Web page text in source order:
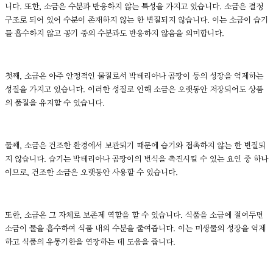
니다. 또한, 소금은 수분과 반응하지 않는 특성을 가지고 있습니다. 소금은 결정
구조로 되어 있어 수분이 존재하지 않는 한 변질되지 않습니다. 이는 소금이 습기
를 흡수하지 않고 공기 중의 수분과도 반응하지 않음을 의미합니다.
첫째, 소금은 아주 안정적인 물질로서 박테리아나 곰팡이 등의 성장을 억제하는
성질을 가지고 있습니다. 이러한 성질로 인해 소금은 오랫동안 저장되어도 상품
의 품질을 유지할 수 있습니다.
둘째, 소금은 건조한 환경에서 보관되기 때문에 습기와 접촉하지 않는 한 변질되
지 않습니다. 습기는 박테리아나 곰팡이의 번식을 촉진시킬 수 있는 요인 중 하나
이므로, 건조한 소금은 오랫동안 사용할 수 있습니다.
또한, 소금은 그 자체로 보존제 역할을 할 수 있습니다. 식품을 소금에 절여두면
소금이 물을 흡수하여 식품 내의 수분을 줄여줍니다. 이는 미생물의 성장을 억제
하고 식품의 유통기한을 연장하는 데 도움을 줍니다.